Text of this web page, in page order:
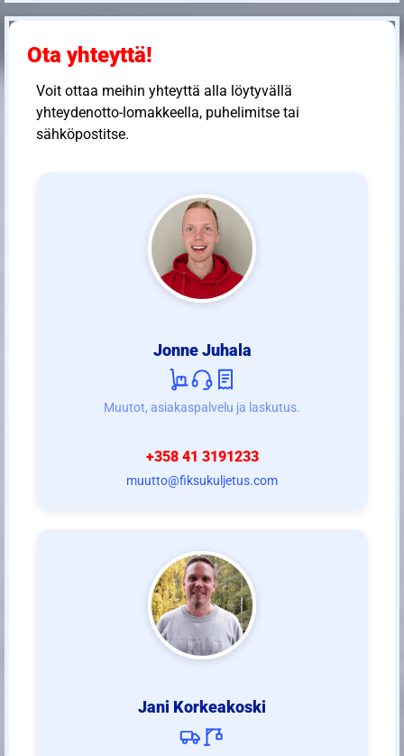
Ota yhteyttä!
Voit ottaa meihin yhteyttä alla löytyvällä
yhteydenotto-lomakkeella, puhelimitse tai
sähköpostitse.
Jonne Juhala
Muutot, asiakaspalvelu ja laskutus.
+358 41 3191233
muutto@fiksukuljetus.com
Jani Korkeakoski